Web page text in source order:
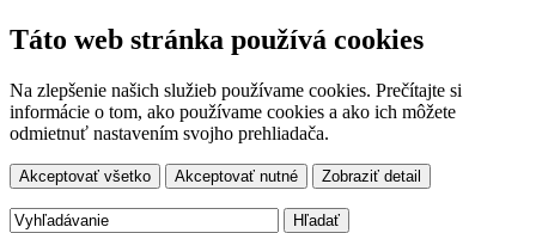
Táto web stránka používá cookies
Na zlepšenie našich služieb používame cookies. Prečítajte si
informácie o tom, ako používame cookies a ako ich môžete
odmietnuť nastavením svojho prehliadača.
Akceptovať všetko Akceptovať nutné Zobraziť detail